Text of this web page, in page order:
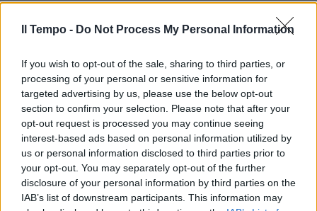
Il Tempo - Do Not Process My Personal Information
If you wish to opt-out of the sale, sharing to third parties, or
processing of your personal or sensitive information for
targeted advertising by us, please use the below opt-out
section to confirm your selection. Please note that after your
opt-out request is processed you may continue seeing
interest-based ads based on personal information utilized by
us or personal information disclosed to third parties prior to
your opt-out. You may separately opt-out of the further
disclosure of your personal information by third parties on the
IAB’s list of downstream participants. This information may